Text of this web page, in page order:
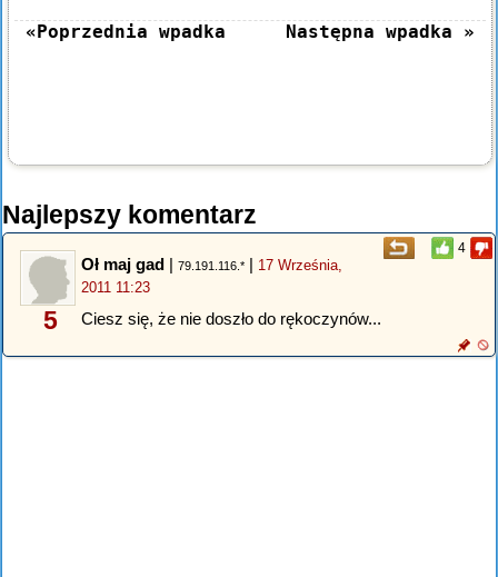
«Poprzednia wpadka Następna wpadka »
Najlepszy komentarz
4
5
Oł maj gad | 79.191.116.* | 17 Września,
2011 11:23
Ciesz się, że nie doszło do rękoczynów...